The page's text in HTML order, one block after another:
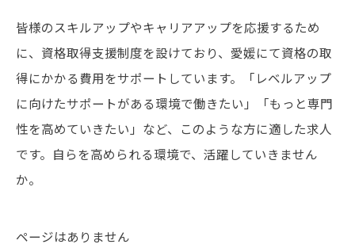
皆様のスキルアップやキャリアアップを応援するため
に、資格取得支援制度を設けており、愛媛にて資格の取
得にかかる費用をサポートしています。「レベルアップ
に向けたサポートがある環境で働きたい」「もっと専門
性を高めていきたい」など、このような方に適した求人
です。自らを高められる環境で、活躍していきません
か。
ページはありません